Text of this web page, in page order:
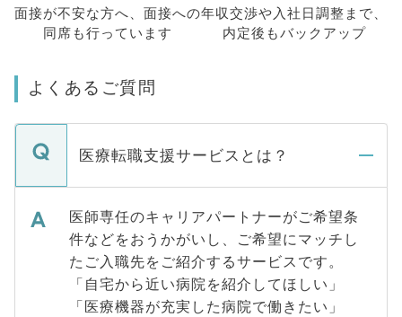
面接が不安な方へ、 面接への
同席も行っています
年収交渉や入社日調整まで、
内定後もバックアップ
よくあるご質問
医療転職支援サービスとは？
医師専任のキャリアパートナーがご希望条
件などをおうかがいし、ご希望にマッチし
たご入職先をご紹介するサービスです。
「自宅から近い病院を紹介してほしい」
「医療機器が充実した病院で働きたい」